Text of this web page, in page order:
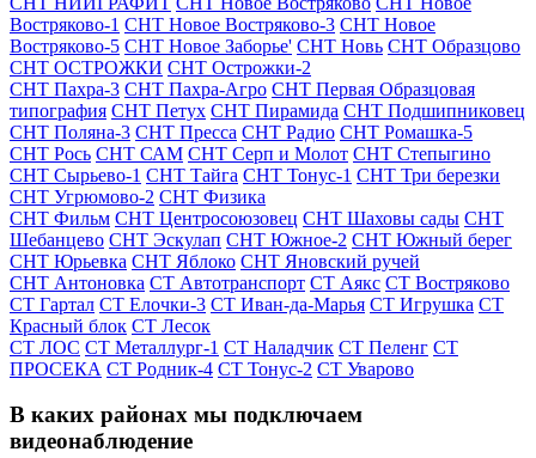
Востряково-1 СНТ Новое Востряково-3 СНТ Новое
Востряково-5 СНТ Новое Заборье' СНТ Новь СНТ Образцово
СНТ ОСТРОЖКИ СНТ Острожки-2
СНТ Пахра-3 СНТ Пахра-Агро СНТ Первая Образцовая
типография СНТ Петух СНТ Пирамида СНТ Подшипниковец
СНТ Поляна-3 СНТ Пресса СНТ Радио СНТ Ромашка-5
СНТ Рось СНТ САМ СНТ Серп и Молот СНТ Степыгино
СНТ Сырьево-1 СНТ Тайга СНТ Тонус-1 СНТ Три березки
СНТ Угрюмово-2 СНТ Физика
СНТ Фильм СНТ Центросоюзовец СНТ Шаховы сады СНТ
Шебанцево СНТ Эскулап СНТ Южное-2 СНТ Южный берег
СНТ Юрьевка СНТ Яблоко СНТ Яновский ручей
СНТ Антоновка СТ Автотранспорт СТ Аякс СТ Востряково
СТ Гартал СТ Елочки-3 СТ Иван-да-Марья СТ Игрушка СТ
Красный блок СТ Лесок
СТ ЛОС СТ Металлург-1 СТ Наладчик СТ Пеленг СТ
ПРОСЕКА СТ Родник-4 СТ Тонус-2 СТ Уварово
В каких районах мы подключаем
видеонаблюдение